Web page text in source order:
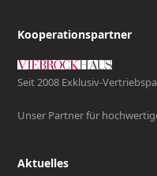
Kooperationspartner
Seit 2008 Exklusiv-
Unser Partner für
Aktuelles